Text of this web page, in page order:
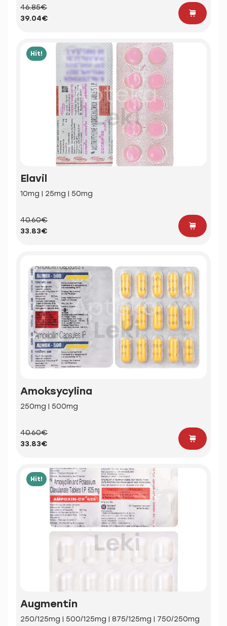
46.85€
39.04€
Hit!
Elavil
10mg | 25mg | 50mg
40.60€
33.83€
Amoksycylina
250mg | 500mg
40.60€
33.83€
Hit!
Augmentin
250/125mg | 500/125mg | 875/125mg | 750/250mg